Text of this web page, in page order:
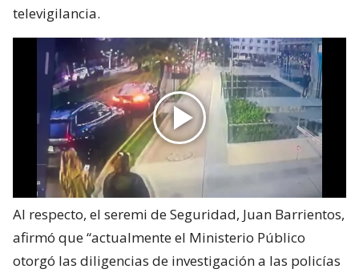
televigilancia.
Al respecto, el seremi de Seguridad, Juan Barrientos,
afirmó que “actualmente el Ministerio Público
otorgó las diligencias de investigación a las policías